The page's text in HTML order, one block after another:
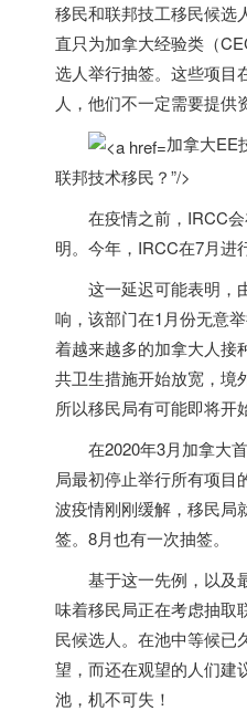
移民和联邦技工移民候选人
直只为加拿大经验类（
选人举行抽签。 这些项目
人，他们不一定需要提供
加拿大EE
联邦技术移民？”/>
在疫情之前，IRCC
明。今年，IRCC在7月进
这一延迟可能表明，
响，该部门在1月份无意
着越来越多的加拿大人接
共卫生措施开始放宽，境
所以移民局有可能即将开
在2020年3月加拿大
局最初停止举行所有项目
波疫情刚刚缓解，移民局
签。8月也有一次抽签。
基于这一先例，以及
味着移民局正在考虑抽取
民候选人。在池中等候已
望，而还在观望的人们建
池，机不可失！